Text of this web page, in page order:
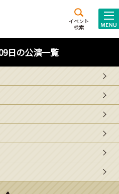
イベント
検索
西新井
ホール
日の公演一覧